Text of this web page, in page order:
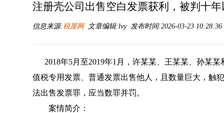
注册壳公司出售空白发票获利，被判十
信息来源:税屋网文章编辑:lvy 发布时间:2026-03-23
2018年5月至2019年1月，许某某、王某某、孙某
值税专用发票、普通发票出售他人，且数量巨大，触
法出售发票罪，应当数罪并罚。
案情简介：